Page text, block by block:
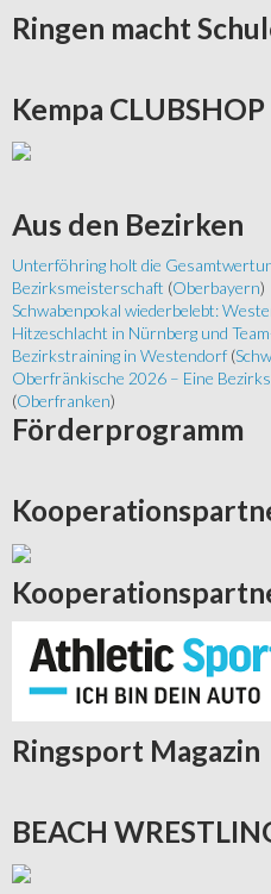
Ringen macht
Kempa CLUBSHOP
Aus den Bezirken
Unterföhring holt die
Bezirksmeisterschaft (Oberbayern)
Schwabenpokal wiederbelebt:
Hitzeschlacht in Nürnberg und
Bezirkstraining in Westendorf (
Oberfränkische 2026 – Eine
(Oberfranken)
Förderprogramm
Ringsport Magazin
BEACH